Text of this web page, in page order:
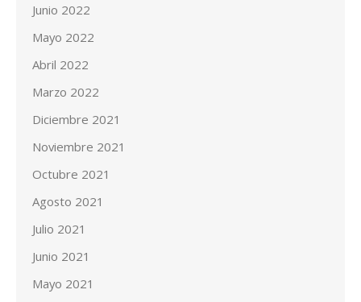
Junio 2022
Mayo 2022
Abril 2022
Marzo 2022
Diciembre 2021
Noviembre 2021
Octubre 2021
Agosto 2021
Julio 2021
Junio 2021
Mayo 2021